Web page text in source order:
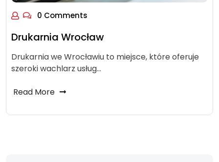
0 Comments
Drukarnia Wrocław
Drukarnia we Wrocławiu to miejsce, które oferuje
szeroki wachlarz usług…
Read More